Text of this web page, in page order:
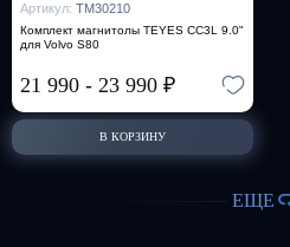
Артикул: TM30210
Комплект магнитолы TEYES CC3L 9.0"
для Volvo S80
21 990 - 23 990 ₽
В КОРЗИНУ
ЕЩЕ